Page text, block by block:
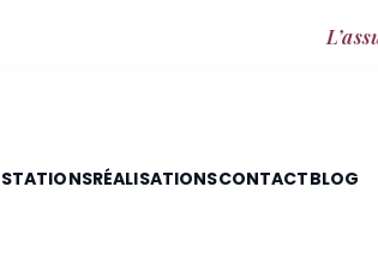
RÉALISATIONSCONTACTBLOG